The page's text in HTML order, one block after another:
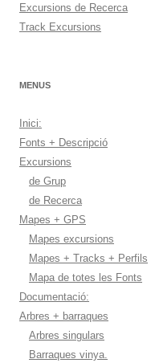
Excursions de Recerca
Track Excursions
MENUS
Inici:
Fonts + Descripció
Excursions
de Grup
de Recerca
Mapes + GPS
Mapes excursions
Mapes + Tracks + Perfils
Mapa de totes les Fonts
Documentació:
Arbres + barraques
Arbres singulars
Barraques vinya.